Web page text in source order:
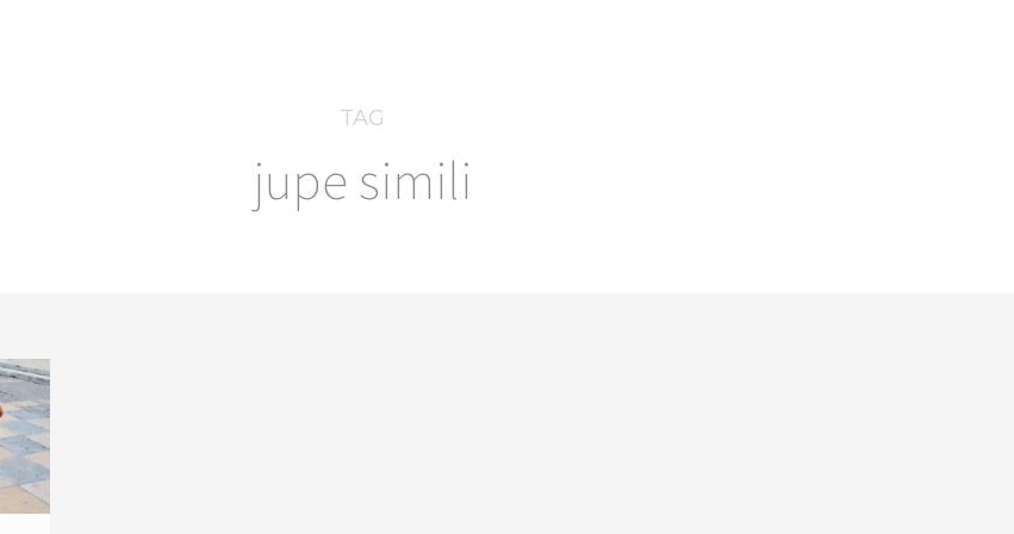
TAG
jupe simili